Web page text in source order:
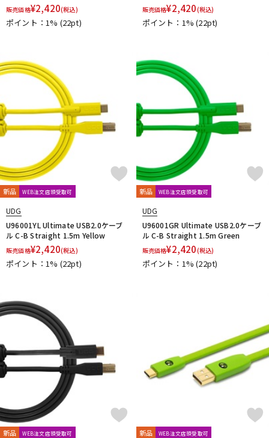
販売価格¥2,420(税込)
ポイント：1% (22pt)
販売価格¥2,420(税込)
ポイント：1%(22pt)
新品 WEB注文店頭受取可
UDG
U96001YL Ultimate USB2.0ケーブ
ル C-B Straight 1.5m Yellow
販売価格¥2,420(税込)
ポイント：1% (22pt)
新品 WEB注文店頭受取可
UDG
U96001GR Ultimate USB2.0ケーブ
ル C-B Straight 1.5m Green
販売価格¥2,420(税込)
ポイント：1%(22pt)
新品 WEB注文店頭受取可 新品 WEB注文店頭受取可